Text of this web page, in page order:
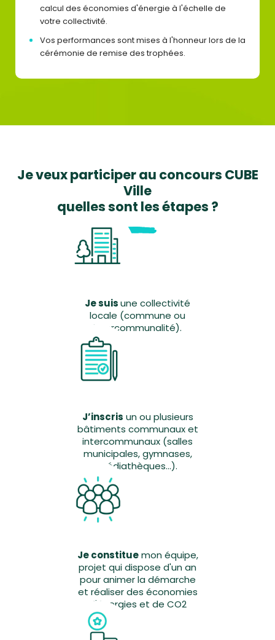
calcul des économies d'énergie à l'échelle de
votre collectivité.
Vos performances sont mises à l'honneur lors de la
cérémonie de remise des trophées.
Je veux participer au concours CUBE
Ville
quelles sont les étapes ?
Je suis une collectivité
locale (commune ou
intercommunalité).
J’inscris un ou plusieurs
bâtiments communaux et
intercommunaux (salles
municipales, gymnases,
médiathèques...).
Je constituemon équipe,
projet qui dispose d'un an
pour animer la démarche
et réaliser des économies
d'énergies et de CO2